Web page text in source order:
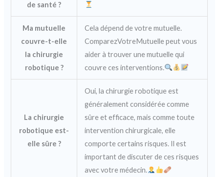
de santé ?
Ma mutuelle
couvre-t-elle
la chirurgie
robotique ?
Cela dépend de votre mutuelle.
ComparezVotreMutuelle peut vous
aider à trouver une mutuelle qui
couvre ces interventions.
La chirurgie
robotique est-
elle sûre ?
Oui, la chirurgie robotique est
généralement considérée comme
sûre et efficace, mais comme toute
intervention chirurgicale, elle
comporte certains risques. Il est
important de discuter de ces risques
avec votre médecin.